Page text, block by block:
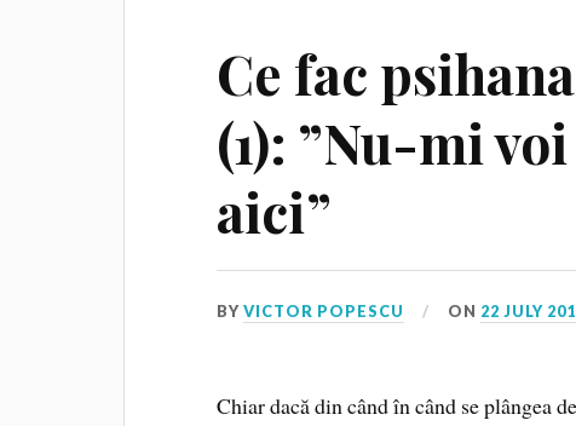
Ce fac
(1): ”Nu-mi
aici”
BYVICTOR POPESCU ON 22 JULY
Chiar dacă din când în când se plângea